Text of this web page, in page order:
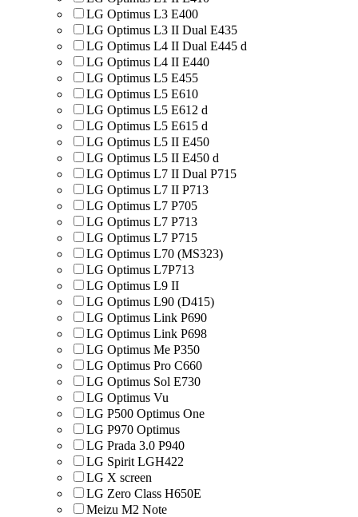
LG Optimus L3 E400
LG Optimus L3 II Dual E435
LG Optimus L4 II Dual E445 d
LG Optimus L4 II E440
LG Optimus L5 E455
LG Optimus L5 E610
LG Optimus L5 E612 d
LG Optimus L5 E615 d
LG Optimus L5 II E450
LG Optimus L5 II E450 d
LG Optimus L7 II Dual P715
LG Optimus L7 II P713
LG Optimus L7 P705
LG Optimus L7 P713
LG Optimus L7 P715
LG Optimus L70 (MS323)
LG Optimus L7P713
LG Optimus L9 II
LG Optimus L90 (D415)
LG Optimus Link P690
LG Optimus Link P698
LG Optimus Me P350
LG Optimus Pro C660
LG Optimus Sol E730
LG Optimus Vu
LG P500 Optimus One
LG P970 Optimus
LG Prada 3.0 P940
LG Spirit LGH422
LG X screen
LG Zero Class H650E
Meizu M2 Note